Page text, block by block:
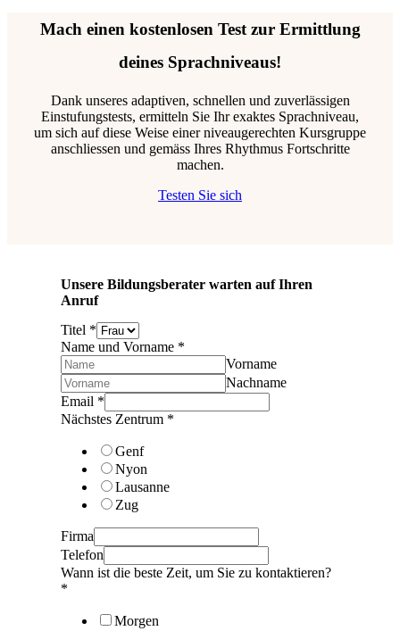
Mach einen kostenlosen Test zur Ermittlung
deines Sprachniveaus!
Dank unseres adaptiven, schnellen und zuverlässigen
Einstufungstests, ermitteln Sie Ihr exaktes Sprachniveau,
um sich auf diese Weise einer niveaugerechten Kursgruppe
anschliessen und gemäss Ihres Rhythmus Fortschritte
machen.
Testen Sie sich
Unsere Bildungsberater warten auf Ihren
Anruf
Titel *
Name und Vorname *
Vorname
Nachname
Email *
Nächstes Zentrum *
Genf
Nyon
Lausanne
Zug
Firma
Telefon
Wann ist die beste Zeit, um Sie zu kontaktieren?
*
Morgen